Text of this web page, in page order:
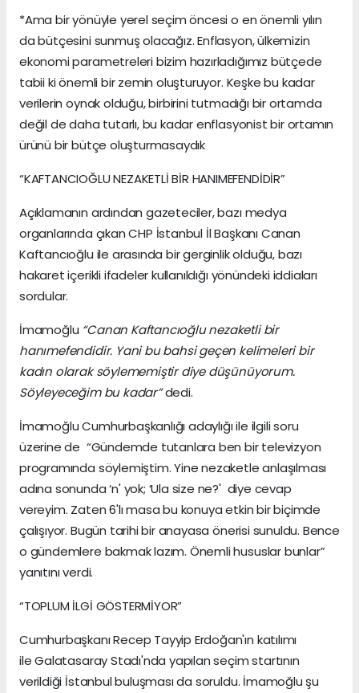
*Ama bir yönüyle yerel seçim öncesi o en önemli yılın
da bütçesini sunmuş olacağız. Enflasyon, ülkemizin
ekonomi parametreleri bizim hazırladığımız bütçede
tabii ki önemli bir zemin oluşturuyor. Keşke bu kadar
verilerin oynak olduğu, birbirini tutmadığı bir ortamda
değil de daha tutarlı, bu kadar enflasyonist bir ortamın
ürünü bir bütçe oluşturmasaydık
“KAFTANCIOĞLU NEZAKETLİ BİR HANIMEFENDİDİR”
Açıklamanın ardından gazeteciler, bazı medya
organlarında çıkan CHP İstanbul İl Başkanı Canan
Kaftancıoğlu ile arasında bir gerginlik olduğu, bazı
hakaret içerikli ifadeler kullanıldığı yönündeki iddiaları
sordular.
İmamoğlu “Canan Kaftancıoğlu nezaketli bir
hanımefendidir. Yani bu bahsi geçen kelimeleri bir
kadın olarak söylememiştir diye düşünüyorum.
Söyleyeceğim bu kadar”dedi.
İmamoğlu Cumhurbaşkanlığı adaylığı ile ilgili soru
üzerine de “Gündemde tutanlara ben bir televizyon
programında söylemiştim. Yine nezaketle anlaşılması
adına sonunda ‘n' yok; ‘Ula size ne?' diye cevap
vereyim. Zaten 6'lı masa bu konuya etkin bir biçimde
çalışıyor. Bugün tarihi bir anayasa önerisi sunuldu. Bence
o gündemlere bakmak lazım. Önemli hususlar bunlar”
yanıtını verdi.
“TOPLUM İLGİ GÖSTERMİYOR”
Cumhurbaşkanı Recep Tayyip Erdoğan'ın katılımı
ile Galatasaray Stadı'nda yapılan seçim startının
verildiği İstanbul buluşması da soruldu. İmamoğlu şu